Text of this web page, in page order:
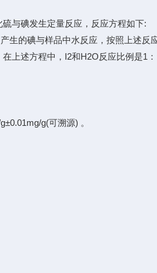
与碘发生定量反应，反应方程如下:
生的碘与样品中水反应，按照上述
上述方程中，I2和H2O反应比例是1
g(可溯源) 。